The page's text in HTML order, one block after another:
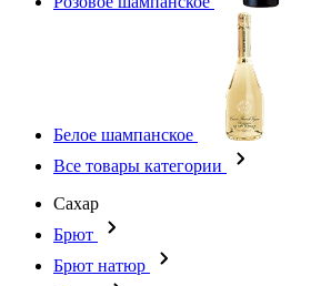
Белое шампанское
Все товары категории
Сахар
Брют
Брют натюр